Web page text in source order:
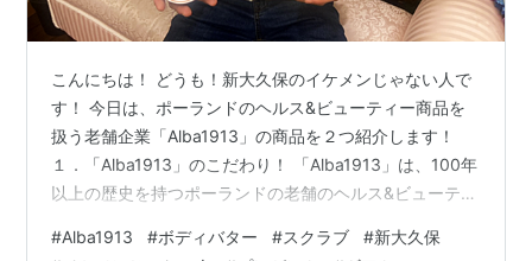
こんにちは！ どうも！新大久保のイケメンじゃない人で
す！ 今日は、ポーランドのヘルス&ビューティー商品を
扱う老舗企業「Alba1913」の商品を２つ紹介します！
１．「Alba1913」のこだわり！ 「Alba1913」は、100年
以上の歴史を持つポーランドの老舗のヘルス&ビューティ
beautiful（健康的であることは美しい）”というシンプル
#Alba1913 #ボディバター #スクラブ #新大久保